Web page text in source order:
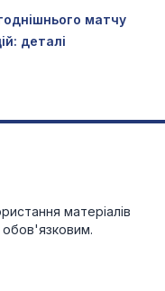
матчу
деталі
матеріалів
обов'язковим.